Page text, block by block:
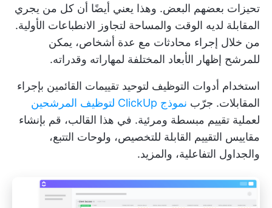
تحيزات بعضهم البعض. وهذا يعني أيضًا أن كل من يجري
المقابلة لديه الوقت والمساحة لتجاوز الانطباعات الأولية.
من خلال إجراء محادثات مع عدة أشخاص، يمكن
للمرشح إظهار الأبعاد المختلفة لمهاراته وقدراته.
استخدام أدوات التوظيف لتوحيد تقييمات القائمين بإجراء
المقابلات. جرّب نموذج ClickUp لتوظيف المرشحين
لعملية تقييم مبسطة ومرئية. في هذا القالب، قم بإنشاء
مقاييس التقييم القابلة للتخصيص، ولوحات التتبع،
والجداول التفاعلية، والمزيد.